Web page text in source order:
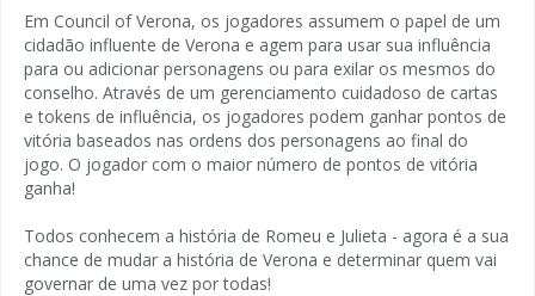
Em Council of Verona, os jogadores assumem o papel de um
cidadão influente de Verona e agem para usar sua influência
para ou adicionar personagens ou para exilar os mesmos do
conselho. Através de um gerenciamento cuidadoso de cartas
e tokens de influência, os jogadores podem ganhar pontos de
vitória baseados nas ordens dos personagens ao final do
jogo. O jogador com o maior número de pontos de vitória
ganha!
Todos conhecem a história de Romeu e Julieta - agora é a sua
chance de mudar a história de Verona e determinar quem vai
governar de uma vez por todas!